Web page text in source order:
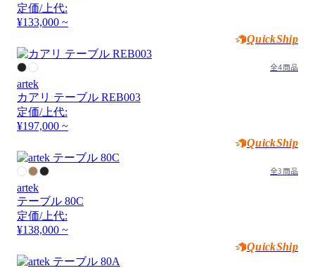
定価/上代:
¥133,000 ~
QuickShip
全4商品
artek
カアリ テーブル REB003
定価/上代:
¥197,000 ~
QuickShip
全3商品
artek
テーブル 80C
定価/上代:
¥138,000 ~
QuickShip